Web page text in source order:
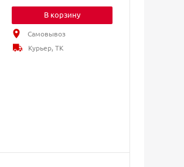
В корзину
Самовывоз
Курьер, ТК